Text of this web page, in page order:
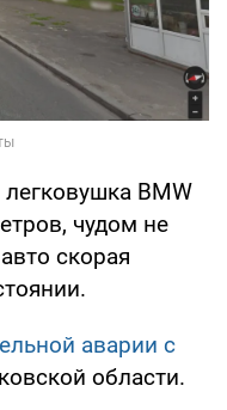
BMW
чудом не
скорая
аварии с
области.